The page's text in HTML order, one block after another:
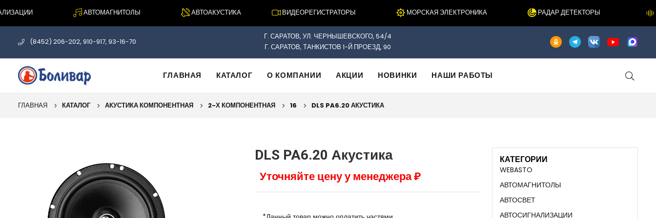
АВТОМАГНИТОЛЫ АВТОАКУСТИКА ВИДЕОРЕГИСТРАТОРЫ МОРСКАЯ ЭЛЕКТРОНИКА РАДАР ДЕТЕКТОРЫ
(8452) 206-202, 910-917, 93-16-70
Г. САРАТОВ, УЛ. ЧЕРНЫШЕВСКОГО, 54/4
Г. САРАТОВ, ТАНКИСТОВ 1-Й ПРОЕЗД, 90
ГЛАВНАЯ КАТАЛОГ О КОМПАНИИ АКЦИИ НОВИНКИ НАШИ РАБОТЫ
ГЛАВНАЯ КАТАЛОГ АКУСТИКА КОМПОНЕНТНАЯ 2-Х КОМПОНЕНТНАЯ 16 DLS PA6.20 АКУСТИКА
DLS PA6.20 Акустика
Уточняйте цену у менеджера ₽
КАТЕГОРИИ
WEBASTO
АВТОМАГНИТОЛЫ
АВТОСВЕТ
АВТОСИГНАЛИЗАЦИИ